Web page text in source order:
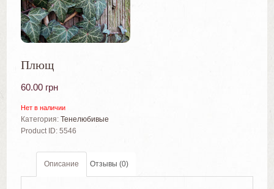
Плющ
60.00 грн
Нет в наличии
Категория: Тенелюбивые
Product ID: 5546
Описание Отзывы (0)